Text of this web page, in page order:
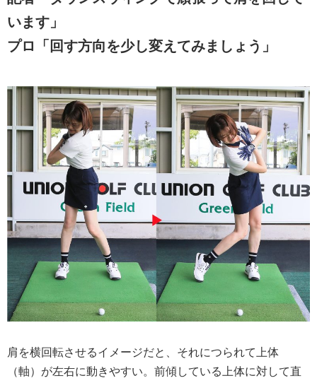
います」
プロ「回す方向を少し変えてみましょう」
肩を横回転させるイメージだと、それにつられて上体
（軸）が左右に動きやすい。前傾している上体に対して直